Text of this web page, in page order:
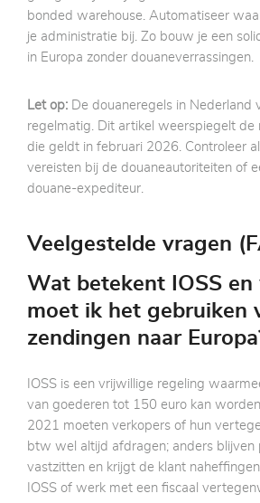
bonded warehouse. Automatiseer
je administratie bij. Zo bouw je een
in Europa zonder douaneverrassingen.
Let op: De douaneregels in Nederland
regelmatig. Dit artikel weerspiegelt de
die geldt in februari 2026. Controleer
vereisten bij de douaneautoriteiten of
douane-expediteur.
Veelgestelde vragen
Wat betekent IOSS en
moet ik het gebruiken
zendingen naar
IOSS is een vrijwillige regeling
van goederen tot 150 euro kan
2021 moeten verkopers of hun
btw wel altijd afdragen; anders blijven
vastzitten en krijgt de klant
IOSS of werk met een fiscaal